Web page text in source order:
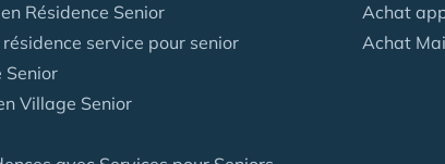
Résidence Senior
service pour senior
Senior
Village Senior
Achat
Achat